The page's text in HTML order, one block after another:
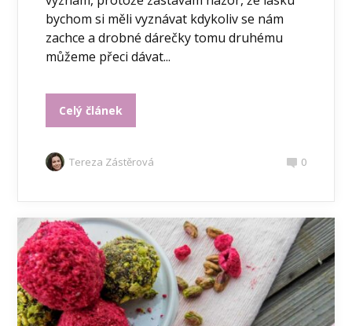
bychom si měli vyznávat kdykoliv se nám
zachce a drobné dárečky tomu druhému
můžeme přeci dávat...
Celý článek
Tereza Zástěrová 0